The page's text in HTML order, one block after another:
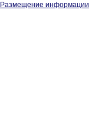
Размещение информации